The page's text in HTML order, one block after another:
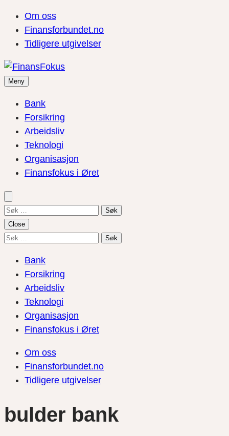
Om oss
Finansforbundet.no
Tidligere utgivelser
Meny
Bank
Forsikring
Arbeidsliv
Teknologi
Organisasjon
Finansfokus i Øret
Søk
etter:
Close
Søk
Bank
Forsikring
Arbeidsliv
Teknologi
Organisasjon
Finansfokus i Øret
Om oss
Finansforbundet.no
Tidligere utgivelser
bulder bank